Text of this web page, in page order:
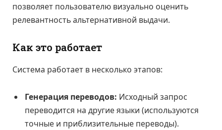
позволяет пользователю визуально оценить
релевантность альтернативной выдачи.
Как это работает
Система работает в несколько этапов:
Генерация переводов: Исходный запрос
переводится на другие языки (используются
точные и приблизительные переводы).